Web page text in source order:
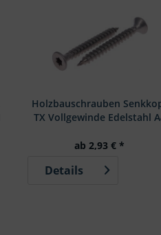
Holzbauschrauben
TX Vollgewinde Edelstahl
ab 2,93 € *
Details